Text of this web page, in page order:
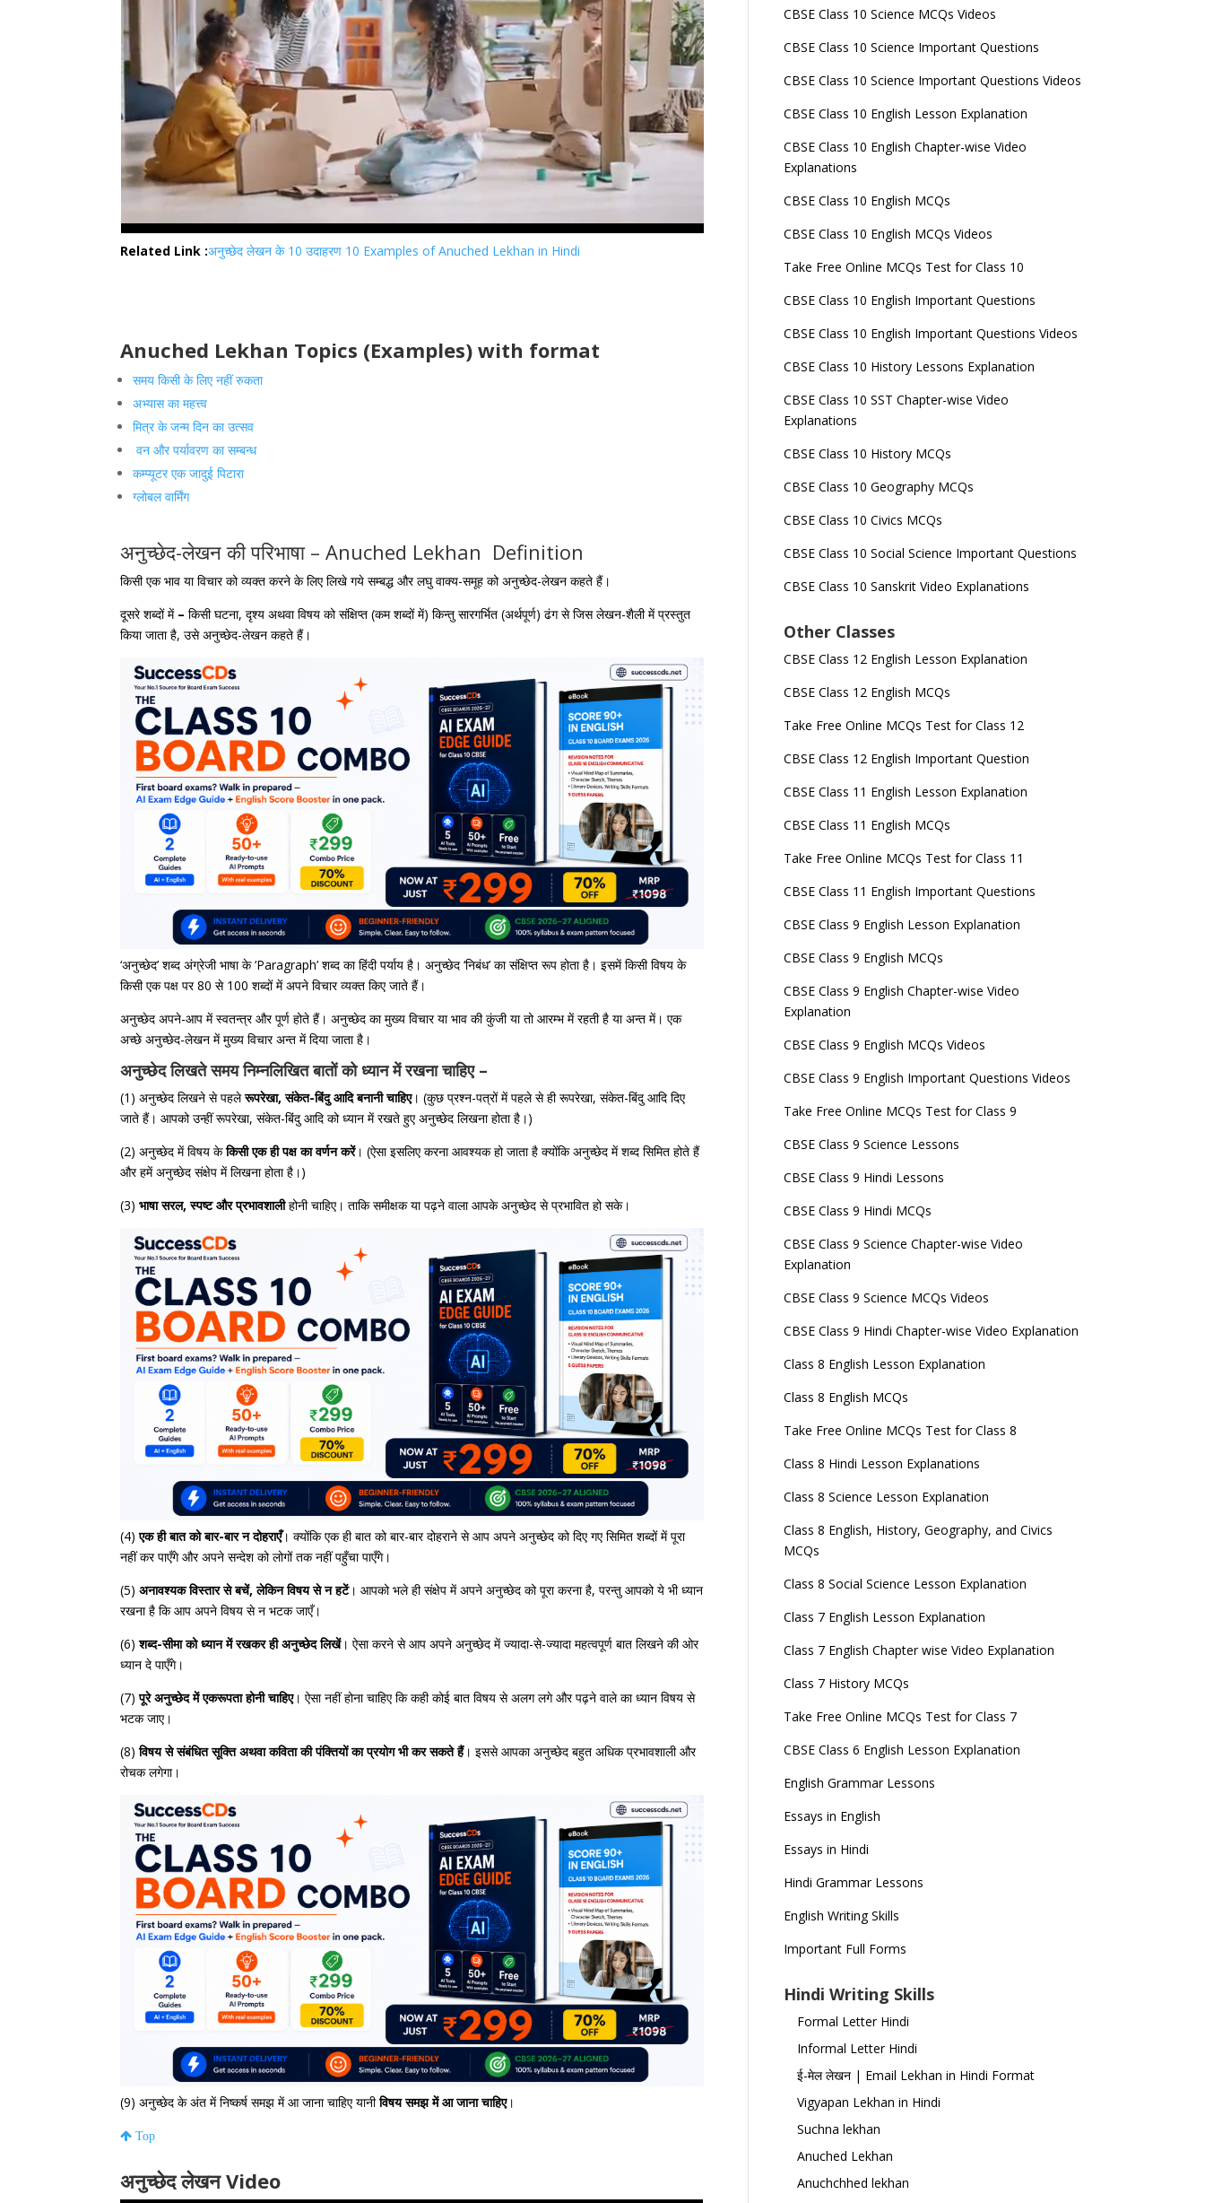
Related Link :अनुच्छेद लेखन के 10 उदाहरण 10 Examples of Anuched Lekhan in Hindi
Anuched Lekhan Topics (Examples) with format
समय किसी के लिए नहीं रुकता
अभ्यास का महत्त्व
मित्र के जन्म दिन का उत्सव
वन और पर्यावरण का सम्बन्ध
कम्प्यूटर एक जादुई पिटारा
ग्लोबल वार्मिंग
अनुच्छेद-लेखन की परिभाषा – Anuched Lekhan Definition
किसी एक भाव या विचार को व्यक्त करने के लिए लिखे गये सम्बद्ध और लघु वाक्य-समूह को अनुच्छेद-लेखन कहते हैं।
दूसरे शब्दों में– किसी घटना, दृश्य अथवा विषय को संक्षिप्त (कम शब्दों में) किन्तु सारगर्भित (अर्थपूर्ण) ढंग से जिस लेखन-शैली में प्रस्तुत
किया जाता है, उसे अनुच्छेद-लेखन कहते हैं।
‘अनुच्छेद’ शब्द अंग्रेजी भाषा के ‘Paragraph’ शब्द का हिंदी पर्याय है। अनुच्छेद ‘निबंध’ का संक्षिप्त रूप होता है। इसमें किसी विषय के
किसी एक पक्ष पर 80 से 100 शब्दों में अपने विचार व्यक्त किए जाते हैं।
अनुच्छेद अपने-आप में स्वतन्त्र और पूर्ण होते हैं। अनुच्छेद का मुख्य विचार या भाव की कुंजी या तो आरम्भ में रहती है या अन्त में। एक
अच्छे अनुच्छेद-लेखन में मुख्य विचार अन्त में दिया जाता है।
अनुच्छेद लिखते समय निम्नलिखित बातों को ध्यान में रखना चाहिए –
(1) अनुच्छेद लिखने से पहलेरूपरेखा, संकेत-बिंदु आदि बनानी चाहिए। (कुछ प्रश्न-पत्रों में पहले से ही रूपरेखा, संकेत-बिंदु आदि दिए
जाते हैं। आपको उन्हीं रूपरेखा, संकेत-बिंदु आदि को ध्यान में रखते हुए अनुच्छेद लिखना होता है।)
(2) अनुच्छेद में विषय केकिसी एक ही पक्ष का वर्णन करें। (ऐसा इसलिए करना आवश्यक हो जाता है क्योंकि अनुच्छेद में शब्द सिमित होते हैं
और हमें अनुच्छेद संक्षेप में लिखना होता है।)
(3)भाषा सरल, स्पष्ट और प्रभावशालीहोनी चाहिए। ताकि समीक्षक या पढ़ने वाला आपके अनुच्छेद से प्रभावित हो सके।
(4)एक ही बात को बार-बार न दोहराएँ। क्योंकि एक ही बात को बार-बार दोहराने से आप अपने अनुच्छेद को दिए गए सिमित शब्दों में पूरा
नहीं कर पाएँगे और अपने सन्देश को लोगों तक नहीं पहुँचा पाएँगे।
(5)अनावश्यक विस्तार से बचें, लेकिन विषय से न हटें। आपको भले ही संक्षेप में अपने अनुच्छेद को पूरा करना है, परन्तु आपको ये भी ध्यान
रखना है कि आप अपने विषय से न भटक जाएँ।
(6)शब्द-सीमा को ध्यान में रखकर ही अनुच्छेद लिखें। ऐसा करने से आप अपने अनुच्छेद में ज्यादा-से-ज्यादा महत्वपूर्ण बात लिखने की ओर
ध्यान दे पाएँगे।
(7)पूरे अनुच्छेद में एकरूपता होनी चाहिए। ऐसा नहीं होना चाहिए कि कही कोई बात विषय से अलग लगे और पढ़ने वाले का ध्यान विषय से
भटक जाए।
(8)विषय से संबंधित सूक्ति अथवा कविता की पंक्तियों का प्रयोग भी कर सकते हैं। इससे आपका अनुच्छेद बहुत अधिक प्रभावशाली और
रोचक लगेगा।
(9) अनुच्छेद के अंत में निष्कर्ष समझ में आ जाना चाहिए यानीविषय समझ में आ जाना चाहिए।
Top
अनुच्छेद लेखन Video
CBSE Class 10 Science MCQs Videos
CBSE Class 10 Science Important Questions
CBSE Class 10 Science Important Questions Videos
CBSE Class 10 English Lesson Explanation
CBSE Class 10 English Chapter-wise Video
Explanations
CBSE Class 10 English MCQs
CBSE Class 10 English MCQs Videos
Take Free Online MCQs Test for Class 10
CBSE Class 10 English Important Questions
CBSE Class 10 English Important Questions Videos
CBSE Class 10 History Lessons Explanation
CBSE Class 10 SST Chapter-wise Video
Explanations
CBSE Class 10 History MCQs
CBSE Class 10 Geography MCQs
CBSE Class 10 Civics MCQs
CBSE Class 10 Social Science Important Questions
CBSE Class 10 Sanskrit Video Explanations
Other Classes
CBSE Class 12 English Lesson Explanation
CBSE Class 12 English MCQs
Take Free Online MCQs Test for Class 12
CBSE Class 12 English Important Question
CBSE Class 11 English Lesson Explanation
CBSE Class 11 English MCQs
Take Free Online MCQs Test for Class 11
CBSE Class 11 English Important Questions
CBSE Class 9 English Lesson Explanation
CBSE Class 9 English MCQs
CBSE Class 9 English Chapter-wise Video
Explanation
CBSE Class 9 English MCQs Videos
CBSE Class 9 English Important Questions Videos
Take Free Online MCQs Test for Class 9
CBSE Class 9 Science Lessons
CBSE Class 9 Hindi Lessons
CBSE Class 9 Hindi MCQs
CBSE Class 9 Science Chapter-wise Video
Explanation
CBSE Class 9 Science MCQs Videos
CBSE Class 9 Hindi Chapter-wise Video Explanation
Class 8 English Lesson Explanation
Class 8 English MCQs
Take Free Online MCQs Test for Class 8
Class 8 Hindi Lesson Explanations
Class 8 Science Lesson Explanation
Class 8 English, History, Geography, and Civics
MCQs
Class 8 Social Science Lesson Explanation
Class 7 English Lesson Explanation
Class 7 English Chapter wise Video Explanation
Class 7 History MCQs
Take Free Online MCQs Test for Class 7
CBSE Class 6 English Lesson Explanation
English Grammar Lessons
Essays in English
Essays in Hindi
Hindi Grammar Lessons
English Writing Skills
Important Full Forms
Hindi Writing Skills
Formal Letter Hindi
Informal Letter Hindi
ई-मेल लेखन | Email Lekhan in Hindi Format
Vigyapan Lekhan in Hindi
Suchna lekhan
Anuched Lekhan
Anuchchhed lekhan